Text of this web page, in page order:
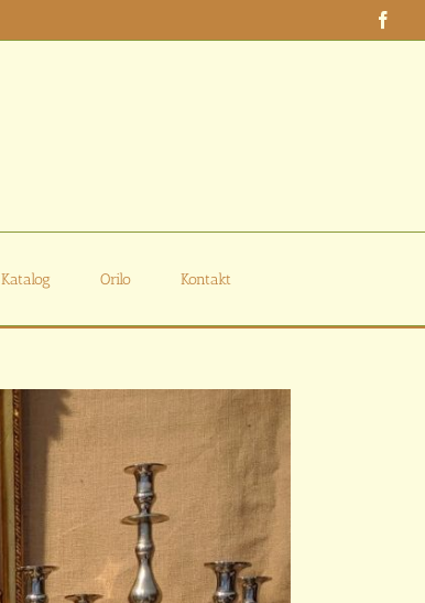
Katalog Orilo Kontakt